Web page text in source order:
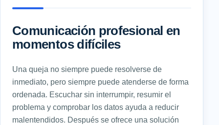
Comunicación profesional en
momentos difíciles
Una queja no siempre puede resolverse de
inmediato, pero siempre puede atenderse de forma
ordenada. Escuchar sin interrumpir, resumir el
problema y comprobar los datos ayuda a reducir
malentendidos. Después se ofrece una solución